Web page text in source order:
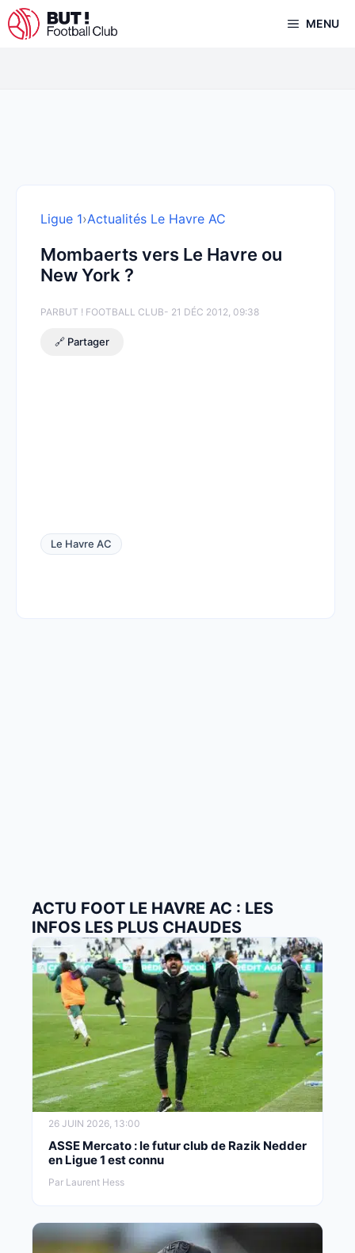
Aller
au
MENU
Ligue 1›Actualités Le Havre AC
Mombaerts vers Le Havre ou
New York ?
PARBUT ! FOOTBALL CLUB- 21 DÉC 2012, 09:38
🔗 Partager
Le Havre AC
ACTU FOOT LE HAVRE AC : LES
INFOS LES PLUS CHAUDES
26 JUIN 2026, 13:00
ASSE Mercato : le futur club de Razik Nedder
en Ligue 1 est connu
Par Laurent Hess